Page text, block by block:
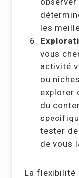
les
vous
activité
ou
explorer
du
tester
de vous
La flexibilité